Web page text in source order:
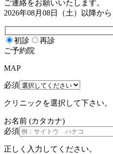
ご連絡をお願いいたします。
2026年08月08日（土）
以降か
初診
再診
ご予約院
MAP
必須
クリニックを選択して下さい。
お名前 (カタカナ)
必須
正しく入力してください。